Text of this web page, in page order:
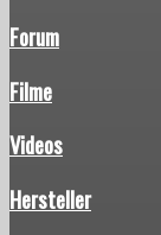
Forum
Filme
Videos
Hersteller